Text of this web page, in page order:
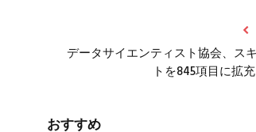
データサイエンティスト協会、ス
トを845項目に拡
おすすめ